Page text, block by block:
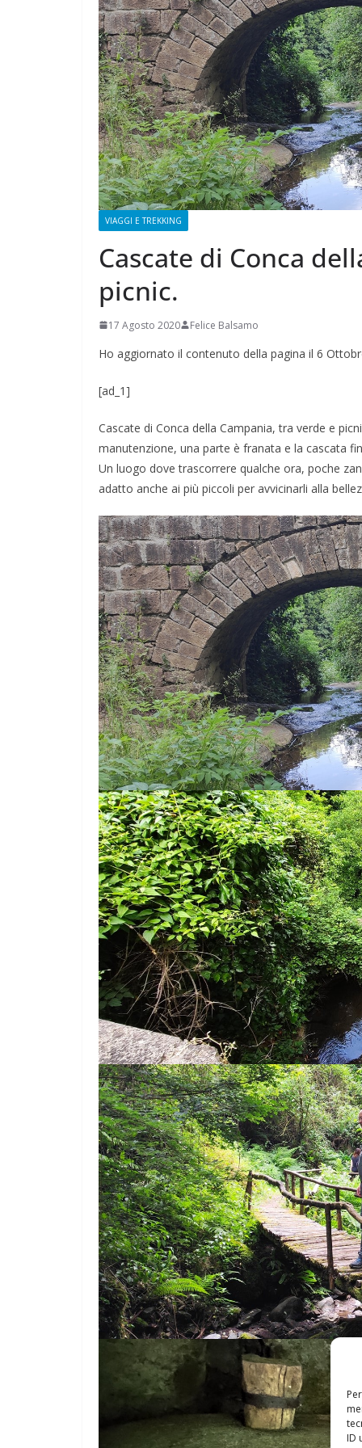
ID
VIAGGI E TREKKING
Cascate di Conca
picnic.
17 Agosto 2020 Felice Balsamo
Ho aggiornato il contenuto della pagina il 6
[ad_1]
Cascate di Conca della Campania, tra verde e
manutenzione, una parte è franata e la cascata
Un luogo dove trascorrere qualche ora, poche
adatto anche ai più piccoli per avvicinarli alla
CAMPAGNA
ELETTORALE:
1 Ottobre 2021 Felice